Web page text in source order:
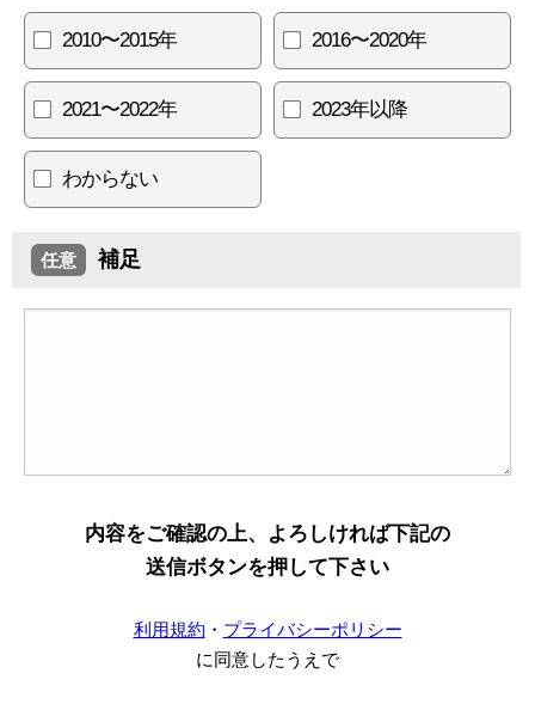
2010〜2015年 2016〜2020年
2021〜2022年 2023年以降
わからない
任意 補足
内容をご確認の上、よろしければ下記の
送信ボタンを押して下さい
利用規約 ・ プライバシーポリシー
に同意したうえで